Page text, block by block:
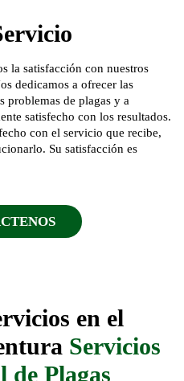
la satisfacción con nuestros
dedicamos a ofrecer las
problemas de plagas y a
satisfecho con los resultados.
con el servicio que recibe,
Su satisfacción es
en el
Servicios
de Plagas